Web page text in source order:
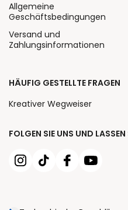
FOLGEN SIE UNS UND
Allgemeine
Geschäftsbedingungen
Versand und
Zahlungsinformationen
HÄUFIG GESTELLTE FRAGEN
Kreativer Wegweiser